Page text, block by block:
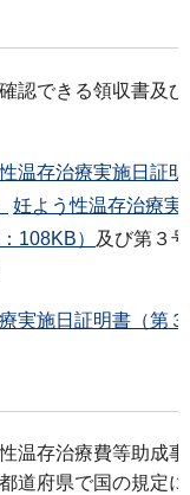
認できる領収書及
性温存治療実施日証
妊よう性温存治療実
108KB）
及び第３
実施日証明書（第
温存治療費等助成
道府県で国の規定